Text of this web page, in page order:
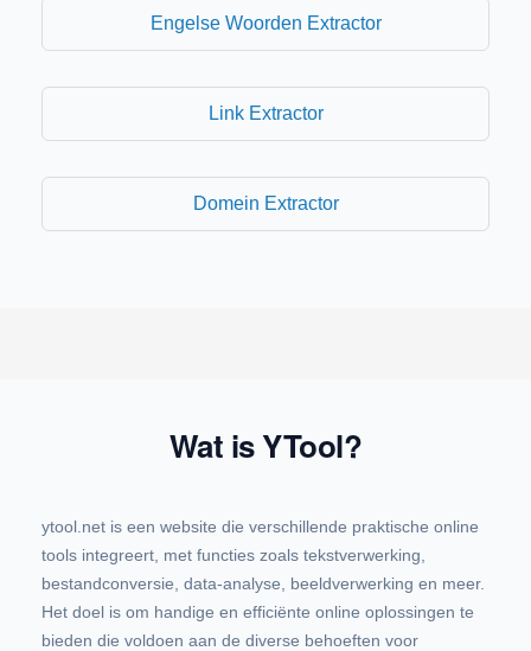
Engelse Woorden Extractor
Link Extractor
Domein Extractor
Wat is YTool?
ytool.net is een website die verschillende praktische online
tools integreert, met functies zoals tekstverwerking,
bestandconversie, data-analyse, beeldverwerking en meer.
Het doel is om handige en efficiënte online oplossingen te
bieden die voldoen aan de diverse behoeften voor